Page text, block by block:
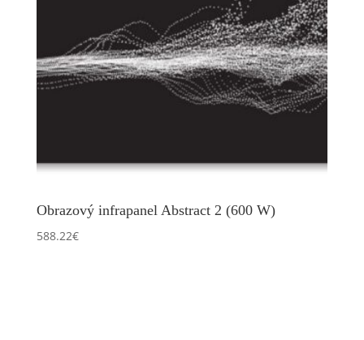
Obrazový infrapanel Abstract 2 (600 W)
588.22€